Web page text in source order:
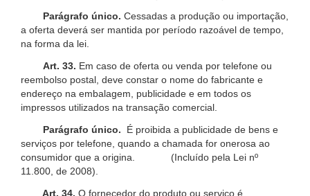
Parágrafo único. Cessadas a produção ou importação,
a oferta deverá ser mantida por período razoável de tempo,
na forma da lei.
Art. 33. Em caso de oferta ou venda por telefone ou
reembolso postal, deve constar o nome do fabricante e
endereço na embalagem, publicidade e em todos os
impressos utilizados na transação comercial.
Parágrafo único.
É proibida a publicidade de bens e
serviços por telefone, quando a chamada for onerosa ao
consumidor que a origina. (Incluído pela Lei nº
11.800, de 2008).
Art. 34. O fornecedor do produto ou serviço é